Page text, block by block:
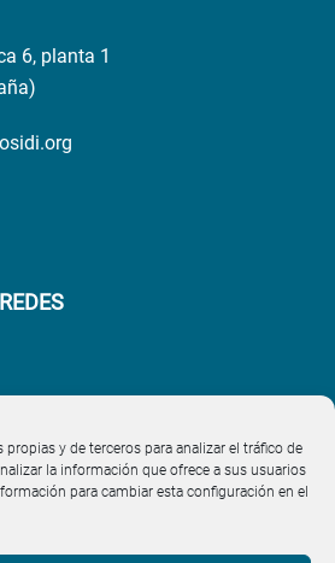
y de terceros para analizar el tráfico de
la información que ofrece a sus usuarios
para cambiar esta configuración en el
6, planta 1